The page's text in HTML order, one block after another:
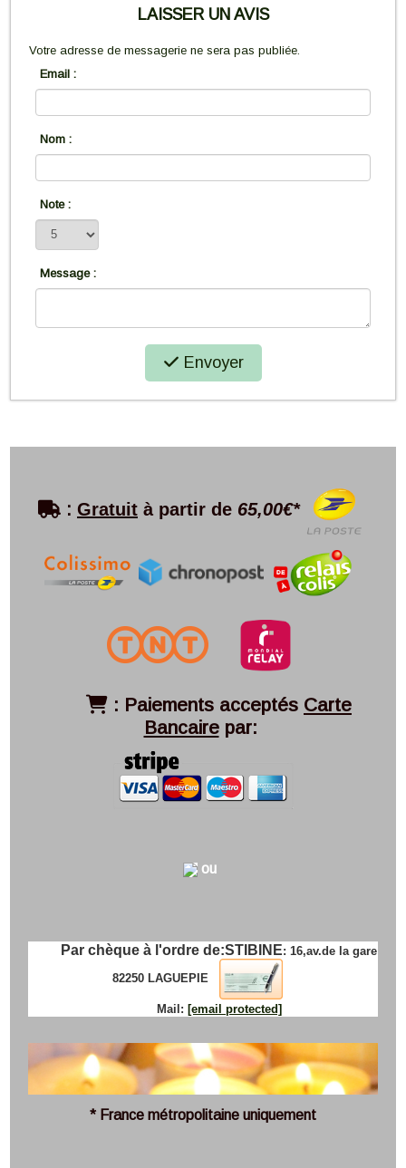
LAISSER UN AVIS
Votre adresse de messagerie ne sera pas publiée.
Email :
Nom :
Note :
Message :
Envoyer
 : Gratuit à partir de 65,00€*
 : Paiements acceptés Carte
Bancairepar:
ou
Par chèque à l'ordre de:STIBINE: 16,av.de la gare
82250 LAGUEPIE
Mail: [email protected]
* France métropolitaine uniquement